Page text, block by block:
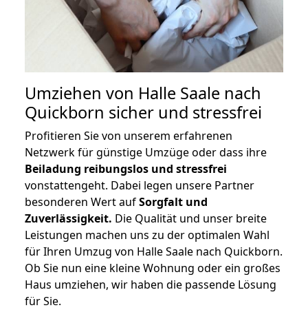
Umziehen von Halle Saale nach
Quickborn sicher und stressfrei
Profitieren Sie von unserem erfahrenen
Netzwerk für günstige Umzüge oder dass ihre
Beiladung reibungslos und stressfrei
vonstattengeht. Dabei legen unsere Partner
besonderen Wert aufSorgfalt und
Zuverlässigkeit. Die Qualität und unser breite
Leistungen machen uns zu der optimalen Wahl
für Ihren Umzug von Halle Saale nach Quickborn.
Ob Sie nun eine kleine Wohnung oder ein großes
Haus umziehen, wir haben die passende Lösung
für Sie.